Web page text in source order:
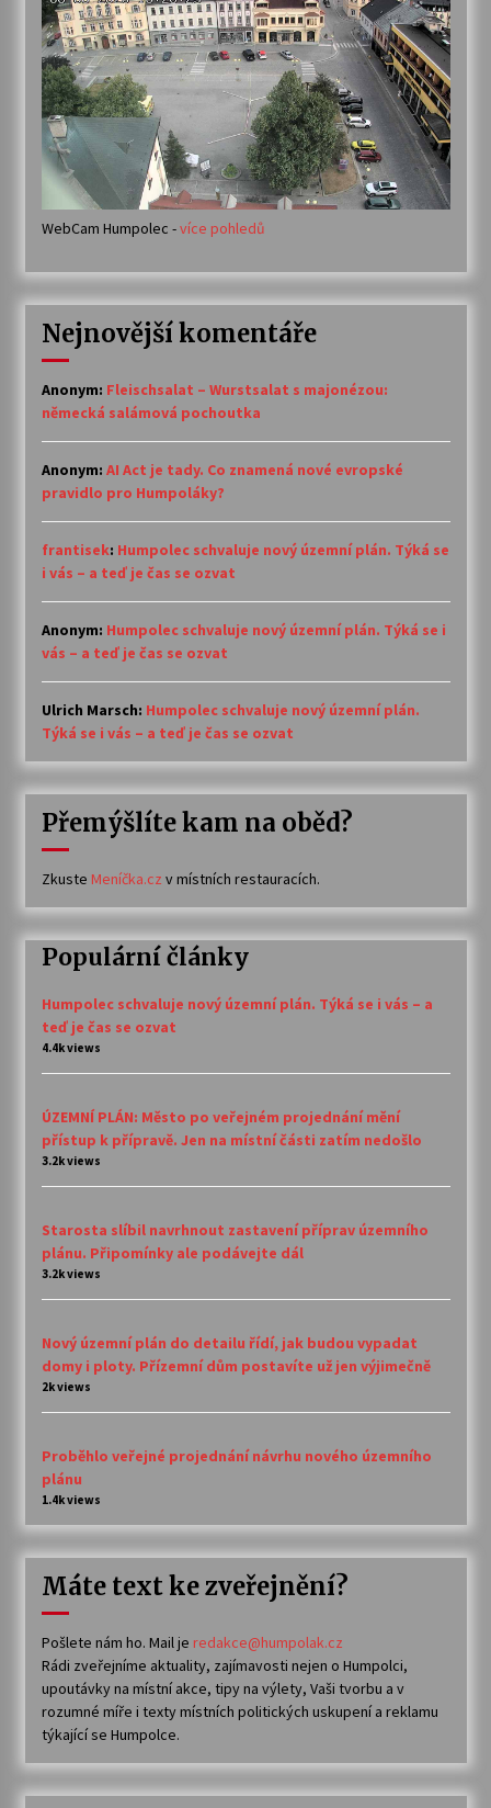
WebCam Humpolec -více pohledů
Nejnovější komentáře
Anonym: Fleischsalat – Wurstsalat s majonézou:
německá salámová pochoutka
Anonym: AI Act je tady. Co znamená nové evropské
pravidlo pro Humpoláky?
frantisek: Humpolec schvaluje nový územní plán. Týká se
i vás – a teď je čas se ozvat
Anonym: Humpolec schvaluje nový územní plán. Týká se i
vás – a teď je čas se ozvat
Ulrich Marsch: Humpolec schvaluje nový územní plán.
Týká se i vás – a teď je čas se ozvat
Přemýšlíte kam na oběd?
Zkuste Meníčka.cz v místních restauracích.
Populární články
Humpolec schvaluje nový územní plán. Týká se i vás – a
teď je čas se ozvat
4.4k views
ÚZEMNÍ PLÁN: Město po veřejném projednání mění
přístup k přípravě. Jen na místní části zatím nedošlo
3.2k views
Starosta slíbil navrhnout zastavení příprav územního
plánu. Připomínky ale podávejte dál
3.2k views
Nový územní plán do detailu řídí, jak budou vypadat
domy i ploty. Přízemní dům postavíte už jen výjimečně
2k views
Proběhlo veřejné projednání návrhu nového územního
plánu
1.4k views
Máte text ke zveřejnění?
Pošlete nám ho. Mail je redakce@humpolak.cz
Rádi zveřejníme aktuality, zajímavosti nejen o Humpolci,
upoutávky na místní akce, tipy na výlety, Vaši tvorbu a v
rozumné míře i texty místních politických uskupení a reklamu
týkající se Humpolce.